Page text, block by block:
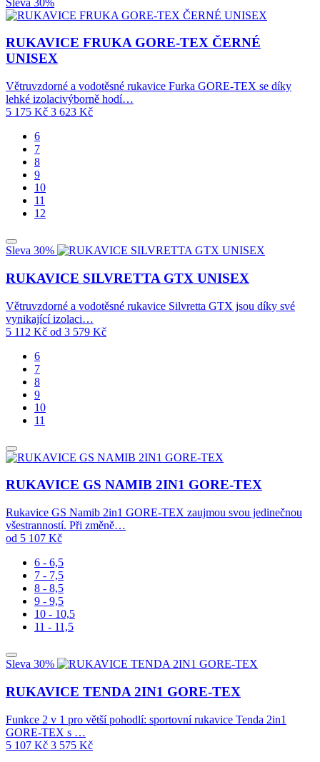
RUKAVICE FRUKA GORE-TEX ČERNÉ
UNISEX
Větruvzdorné a vodotěsné rukavice Furka GORE-TEX se díky
lehké izolacivýborně hodí…
5 175 Kč 3 623 Kč
6
7
8
9
10
11
12
Sleva 30%
RUKAVICE SILVRETTA GTX UNISEX
Větruvzdorné a vodotěsné rukavice Silvretta GTX jsou díky své
vynikající izolaci…
5 112 Kč od 3 579 Kč
6
7
8
9
10
11
RUKAVICE GS NAMIB 2IN1 GORE-TEX
Rukavice GS Namib 2in1 GORE-TEX zaujmou svou jedinečnou
všestranností. Při změně…
od 5 107 Kč
6 - 6,5
7 - 7,5
8 - 8,5
9 - 9,5
10 - 10,5
11 - 11,5
Sleva 30%
RUKAVICE TENDA 2IN1 GORE-TEX
Funkce 2 v 1 pro větší pohodlí: sportovní rukavice Tenda 2in1
GORE-TEX s …
5 107 Kč 3 575 Kč